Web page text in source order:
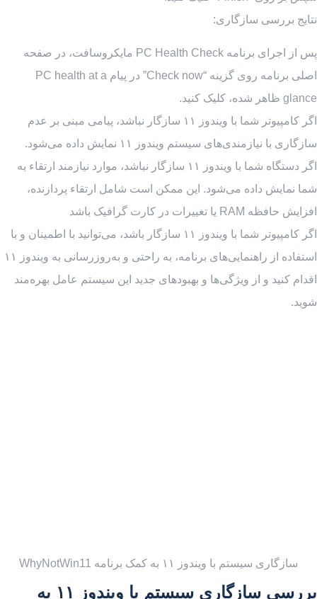
نتایج بررسی سازگاری:
پس از اجرای برنامه PC Health Check مایکروسافت، در صفحه
اصلی برنامه روی گزینه “Check now” در پیام PC health at a
glance ظاهر شده، کلیک کنید.
اگر کامپیوتر شما با ویندوز ۱۱ سازگار نباشد، پیامی مبنی بر عدم
سازگاری با نیازمندی‌های سیستم ویندوز ۱۱ نمایش داده می‌شود.
اگر دستگاه شما با ویندوز ۱۱ سازگار نباشد، موارد نیازمند ارتقاء به
شما نمایش داده می‌شود. این ممکن است شامل ارتقاء پردازنده،
افزایش حافظه RAM یا تغییرات در کارت گرافیک باشد
اگر کامپیوتر شما با ویندوز ۱۱ سازگار باشد، می‌توانید با اطمینان و با
استفاده از راهنمایی‌های برنامه، به راحتی و به‌روزرسانی به ویندوز ۱۱
اقدام کنید و از ویژگی‌ها و بهبودهای جدید این سیستم عامل بهره‌مند
شوید.
سازگاری سیستم با ویندوز ۱۱ به کمک برنامه WhyNotWin11
بررسی سازگاری سیستم با ویندوز ۱۱ به